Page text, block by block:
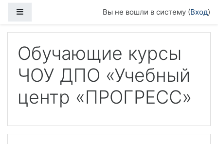
Вы не вошли в систему (Вход)
Обучающие курсы
ЧОУ ДПО «Учебный
центр «ПРОГРЕСС»